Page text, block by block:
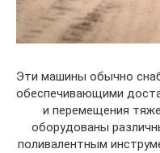
Эти машины обычно
обеспечивающими
и перемещения
оборудованы
поливалентным